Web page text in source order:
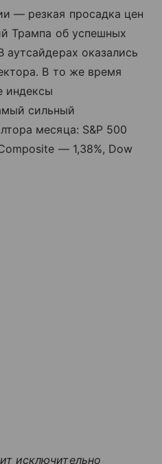
— резкая просадка цен
Трампа об успешных
оказались
В то же время
индексы
сильный
месяца: S&P 500
— 1,38%, Dow
исключительно